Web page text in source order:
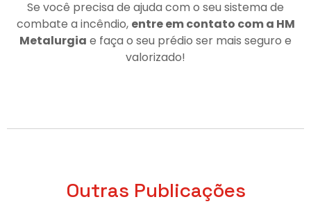
Se você precisa de ajuda com o seu sistema de
combate a incêndio, entre em contato com a HM
Metalurgia e faça o seu prédio ser mais seguro e
valorizado!
Outras Publicações